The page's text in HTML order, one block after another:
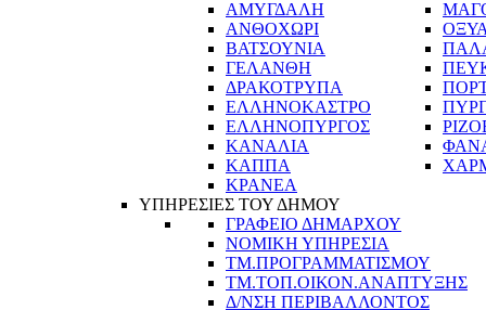
ΑΜΥΓΔΑΛΗ
ΑΝΘΟΧΩΡΙ
ΒΑΤΣΟΥΝΙΑ
ΓΕΛΑΝΘΗ
ΔΡΑΚΟΤΡΥΠΑ
ΕΛΛΗΝΟΚΑΣΤΡΟ
ΕΛΛΗΝΟΠΥΡΓΟΣ
ΚΑΝΑΛΙΑ
ΚΑΠΠΑ
ΚΡΑΝΕΑ
ΥΠΗΡΕΣΙΕΣ ΤΟΥ ΔΗΜΟΥ
ΓΡΑΦΕΙΟ ΔΗΜΑΡΧΟΥ
ΝΟΜΙΚΗ ΥΠΗΡΕΣΙΑ
ΤΜ.ΠΡΟΓΡΑΜΜΑΤΙΣΜΟΥ
ΤΜ.ΤΟΠ.ΟΙΚΟΝ.ΑΝΑΠΤΥΞΗΣ
Δ/ΝΣΗ ΠΕΡΙΒΑΛΛΟΝΤΟΣ